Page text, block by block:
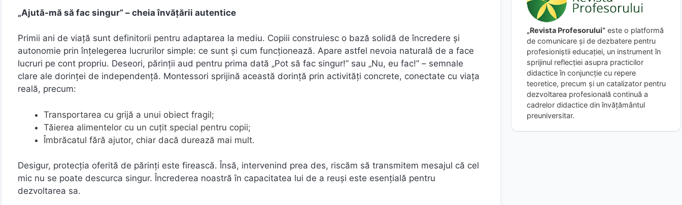
„Ajută-mă să fac singur” – cheia învățării autentice
Primii ani de viață sunt definitorii pentru adaptarea la mediu. Copiii construiesc o bază solidă de încredere și
autonomie prin înțelegerea lucrurilor simple: ce sunt și cum funcționează. Apare astfel nevoia naturală de a face
lucruri pe cont propriu. Deseori, părinții aud pentru prima dată „Pot să fac singur!” sau „Nu, eu fac!” – semnale
clare ale dorinței de independență. Montessori sprijină această dorință prin activități concrete, conectate cu viața
reală, precum:
Transportarea cu grijă a unui obiect fragil;
Tăierea alimentelor cu un cuțit special pentru copii;
Îmbrăcatul fără ajutor, chiar dacă durează mai mult.
Desigur, protecția oferită de părinți este firească. Însă, intervenind prea des, riscăm să transmitem mesajul că cel
mic nu se poate descurca singur. Încrederea noastră în capacitatea lui de a reuși este esențială pentru
dezvoltarea sa.
„Revista Profesorului” este o platformă
de comunicare și de dezbatere pentru
profesioniștii educației, un instrument în
sprijinul reflecției asupra practicilor
didactice în conjuncție cu repere
teoretice, precum și un catalizator pentru
dezvoltarea profesională continuă a
cadrelor didactice din învățământul
preuniversitar.